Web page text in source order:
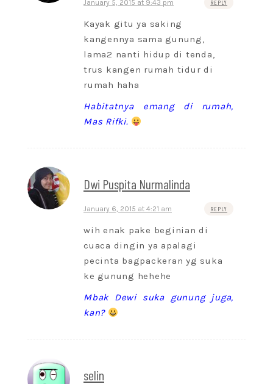
January 5, 2015 at 9:43 pm REPLY
Kayak gitu ya saking
kangennya sama gunung,
lama2 nanti hidup di tenda,
trus kangen rumah tidur di
rumah haha
Habitatnya emang di rumah,
Mas Rifki.
Dwi Puspita Nurmalinda
January 6, 2015 at 4:21 am REPLY
wih enak pake beginian di
cuaca dingin ya apalagi
pecinta bagpackeran yg suka
ke gunung hehehe
Mbak Dewi suka gunung juga,
kan?
selin